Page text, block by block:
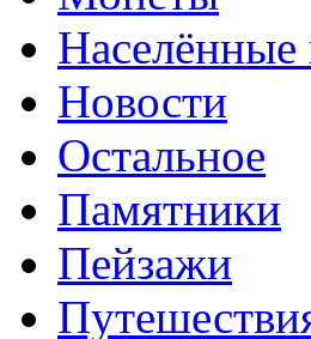
Новости
Остальное
Памятники
Пейзажи